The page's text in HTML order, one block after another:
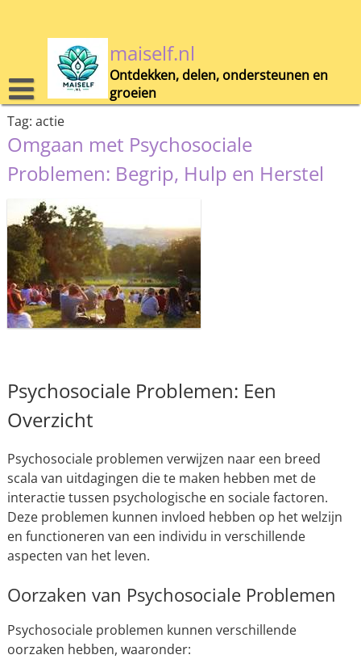
maiself.nl
Ontdekken, delen, ondersteunen en
groeien
Tag: actie
Omgaan met Psychosociale
Problemen: Begrip, Hulp en Herstel
Psychosociale Problemen: Een
Overzicht
Psychosociale problemen verwijzen naar een breed
scala van uitdagingen die te maken hebben met de
interactie tussen psychologische en sociale factoren.
Deze problemen kunnen invloed hebben op het welzijn
en functioneren van een individu in verschillende
aspecten van het leven.
Oorzaken van Psychosociale Problemen
Psychosociale problemen kunnen verschillende
oorzaken hebben, waaronder: